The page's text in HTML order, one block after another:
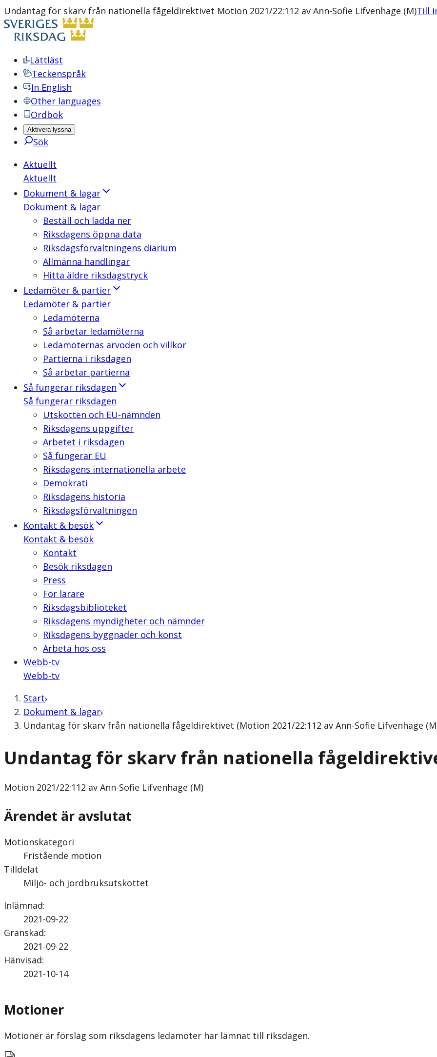
Undantag för skarv från nationella fågeldirektivet Motion 2021/22:112 av Ann-Sofie Lifvenhage (M)Till
Lättläst
Teckenspråk
In English
Other languages
Ordbok
Aktivera lyssna
Sök
Aktuellt
Aktuellt
Dokument & lagar
Dokument & lagar
Beställ och ladda ner
Riksdagens öppna data
Riksdagsförvaltningens diarium
Allmänna handlingar
Hitta äldre riksdagstryck
Ledamöter & partier
Ledamöter & partier
Ledamöterna
Så arbetar ledamöterna
Ledamöternas arvoden och villkor
Partierna i riksdagen
Så arbetar partierna
Så fungerar riksdagen
Så fungerar riksdagen
Utskotten och EU-nämnden
Riksdagens uppgifter
Arbetet i riksdagen
Så fungerar EU
Riksdagens internationella arbete
Demokrati
Riksdagens historia
Riksdagsförvaltningen
Kontakt & besök
Kontakt & besök
Kontakt
Besök riksdagen
Press
För lärare
Riksdagsbiblioteket
Riksdagens myndigheter och nämnder
Riksdagens byggnader och konst
Arbeta hos oss
Webb-tv
Webb-tv
Start
Dokument & lagar
Undantag för skarv från nationella fågeldirektivet (Motion 2021/22:112 av Ann-Sofie Lifvenhage
Undantag för skarv från nationella
Motion 2021/22:112 av Ann-Sofie Lifvenhage (M)
Ärendet är avslutat
Motionskategori
Fristående motion
Tilldelat
Miljö- och jordbruksutskottet
Inlämnad:
2021-09-22
Granskad:
2021-09-22
Hänvisad:
2021-10-14
Motioner
Motioner är förslag som riksdagens ledamöter har lämnat till riksdagen.